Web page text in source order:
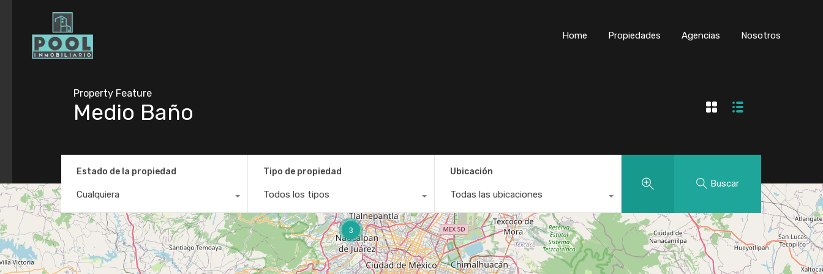
Home Propiedades Agencias Nosotros
Property Feature
Medio Baño
Estado de la propiedad
Cualquiera
Tipo de propiedad
Todos los tipos
Ubicación
Todas las ubicaciones
Buscar
3